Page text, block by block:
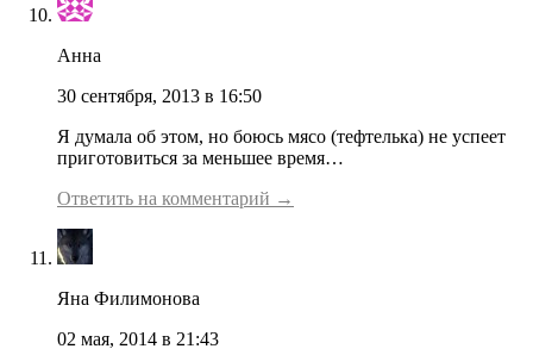
Анна
30 сентября, 2013 в 16:50
Я думала об этом, но боюсь мясо (тефтелька) не успеет
приготовиться за меньшее время…
Ответить на комментарий →
Яна Филимонова
02 мая, 2014 в 21:43